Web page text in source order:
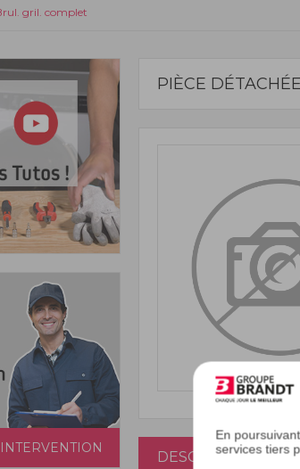
En
services tiers
gril. complet
PIÈCE
DESCRIPTION